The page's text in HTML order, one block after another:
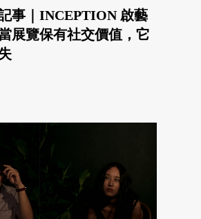
事｜INCEPTION 啟藝
展覽保有社交價值，它